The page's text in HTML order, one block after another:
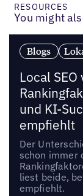
RESOURCES
You might
Blogs
Local SEO
und KI-
empfiehlt
Der
schon immer
liest beide,
empfiehlt.